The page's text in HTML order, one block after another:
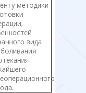
методики
вида